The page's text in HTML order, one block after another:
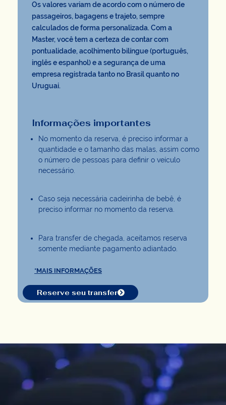
Os valores variam de acordo com o número de
passageiros, bagagens e trajeto, sempre
calculados de forma personalizada. Com a
Master, você tem a certeza de contar com
pontualidade, acolhimento bilíngue (português,
inglês e espanhol) e a segurança de uma
empresa registrada tanto no Brasil quanto no
Uruguai.
Informações importantes
No momento da reserva, é preciso informar a
quantidade e o tamanho das malas, assim como
o número de pessoas para definir o veículo
necessário.
Caso seja necessária cadeirinha de bebê, é
preciso informar no momento da reserva.
Para transfer de chegada, aceitamos reserva
somente mediante pagamento adiantado.
*MAIS INFORMAÇÕES
Reserve seu transfer